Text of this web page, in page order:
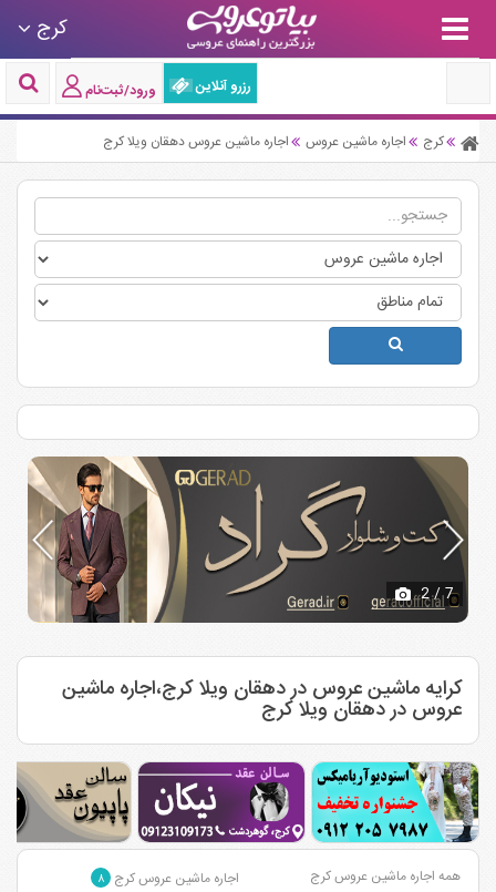
کرج
رزرو آنلاین ورود/ثبت‌نام
کرج اجاره ماشین عروس اجاره ماشین عروس دهقان ویلا کرج
2/ 7
کرایه ماشین عروس در دهقان ویلا کرج،اجاره ماشین
عروس در دهقان ویلا کرج
همه اجاره ماشین عروس کرج اجاره ماشین عروس کرج ۸